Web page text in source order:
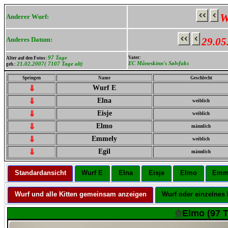
Anderer Wurf:
Anderes Datum:
Alter auf den Fotos: 97 Tage
geb.: 21.02.2007( 7107 Tage alt)
Vater:
EC Måneskinn's Sølvfaks
Springen Name Geschlecht
⇓ Wurf E
⇓ Elna weiblich
⇓ Eisje weiblich
⇓ Elmo männlich
⇓ Emmely weiblich
⇓ Egil männlich
Standardansicht Wurf E Elna Eisje Elmo
Wurf und alle Kitten gemeinsam anzeigen Wurf oder einzelnes
⟰Elmo (97